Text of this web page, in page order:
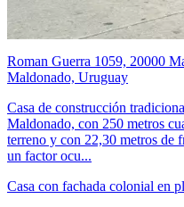
Roman Guerra 1059, 20000
Maldonado, Uruguay
Casa de construcción
Maldonado, con 250 metros
terreno y con 22,30 metros de
un factor ocu...
Casa con fachada colonial en